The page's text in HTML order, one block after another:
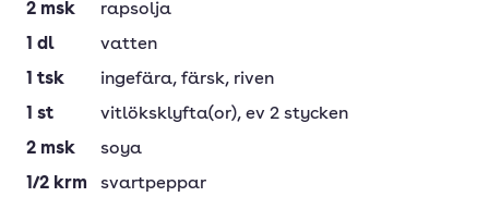
2 msk
rapsolja
1 dl
vatten
1 tsk ingefära, färsk, riven
1 st vitlöksklyfta(or), ev 2 stycken
2 msk
soya
1/2 krm
svartpeppar